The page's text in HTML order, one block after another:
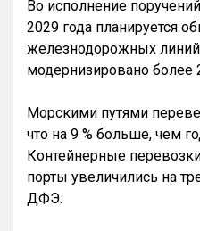
Во исполнение
2029 года планируется
железнодорожных
модернизировано более
Морскими путями
что на 9 % больше, чем
Контейнерные
порты увеличились на
ДФЭ.